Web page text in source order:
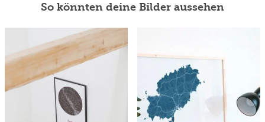
So könnten deine Bilder aussehen